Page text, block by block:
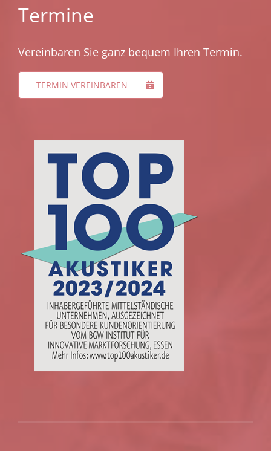
Termine
Vereinbaren Sie ganz bequem Ihren Termin.
TERMIN VEREINBAREN